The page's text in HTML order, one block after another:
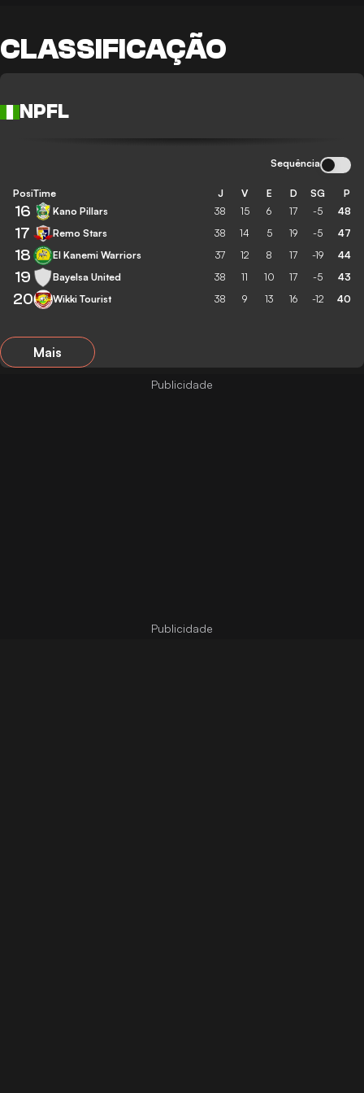
CLASSIFICAÇÃO
NPFL
Sequência
Posição
Time J V E D SG P
16 Kano Pillars 38 15 6 17 -5 48
17 Remo Stars 38 14 5 19 -5 47
18 El Kanemi Warriors 37 12 8 17 -19 44
19 Bayelsa United 38 11 10 17 -5 43
20 Wikki Tourist 38 9 13 16 -12 40
Mais